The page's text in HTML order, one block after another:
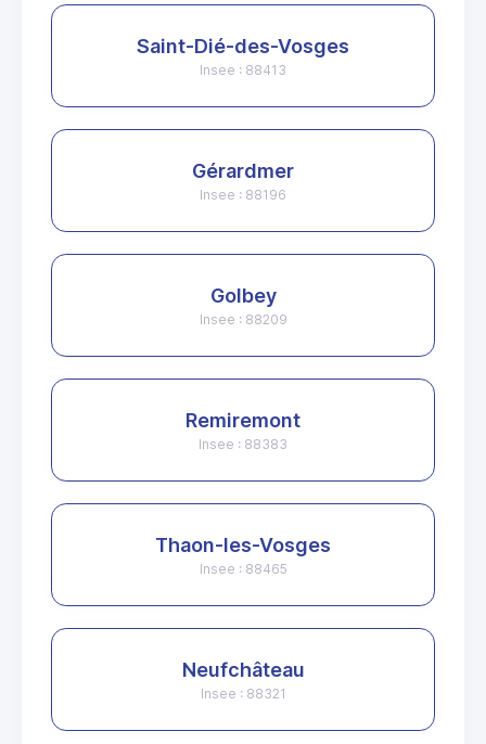
Saint-Dié-des-Vosges
Insee : 88413
Gérardmer
Insee : 88196
Golbey
Insee : 88209
Remiremont
Insee : 88383
Thaon-les-Vosges
Insee : 88465
Neufchâteau
Insee : 88321